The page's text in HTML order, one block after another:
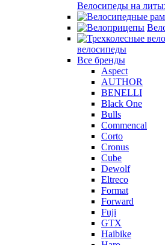
Велосипеды на
велосипеды
Все бренды
Aspect
AUTHOR
BENELLI
Black One
Bulls
Commencal
Corto
Cronus
Cube
Dewolf
Eltreco
Format
Forward
Fuji
GTX
Haibike